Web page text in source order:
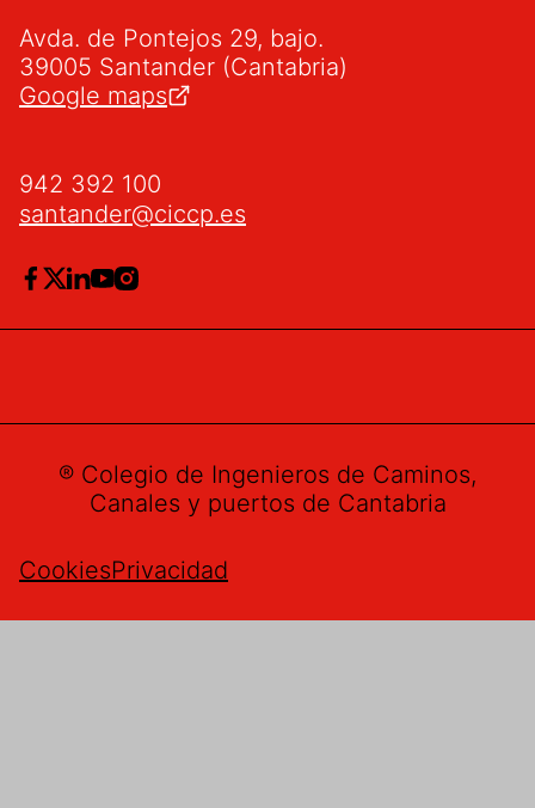
Avda. de Pontejos 29, bajo.
39005 Santander (Cantabria)
Google maps
942 392 100
santander@ciccp.es
® Colegio de Ingenieros de Caminos,
Canales y puertos de Cantabria
CookiesPrivacidad